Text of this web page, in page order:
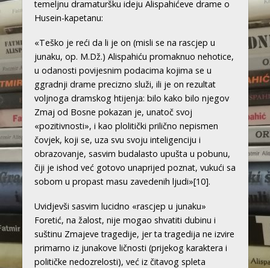
temeljnu dramaturšku ideju Alispahićeve drame o
Husein-kapetanu:
«Teško je reći da li je on (misli se na rascjep u
junaku, op. M.Dž.) Alispahiću promaknuo nehotice,
u odanosti povijesnim podacima kojima se u
ggradnji drame precizno služi, ili je on rezultat
voljnoga dramskog htijenja: bilo kako bilo njegov
Zmaj od Bosne pokazan je, unatoč svoj
«pozitivnosti», i kao plolitički prilično nepismen
čovjek, koji se, uza svu svoju inteligenciju i
obrazovanje, sasvim budalasto upušta u pobunu,
čiji je ishod već gotovo unaprijed poznat, vukući sa
sobom u propast masu zavedenih ljudi»[10].
Uvidjevši sasvim lucidno «rascjep u junaku»
Foretić, na žalost, nije mogao shvatiti dubinu i
suštinu Zmajeve tragedije, jer ta tragedija ne izvire
primarno iz junakove ličnosti (prijekog karaktera i
političke nedozrelosti), već iz čitavog spleta